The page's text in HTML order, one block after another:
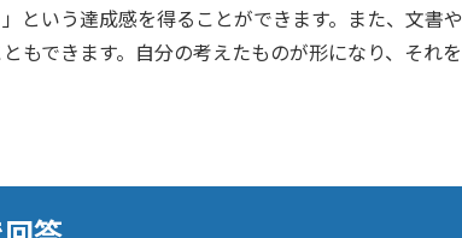
という達成感を得ることができます。また、文書
もできます。自分の考えたものが形になり、それ